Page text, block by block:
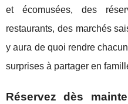
et écomusées, des
restaurants, des marchés
y aura de quoi rendre
surprises à partager en
Réservez dès